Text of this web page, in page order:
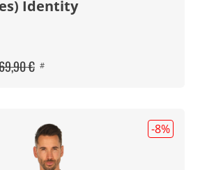
Set (2 pièces) Identity
€ #
-8%